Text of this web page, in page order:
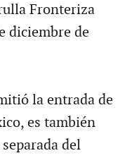
Fronteriza
diciembre de
la entrada de
es también
del